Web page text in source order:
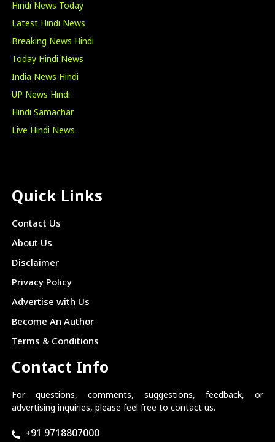
Hindi News Today
Latest Hindi News
Breaking News Hindi
Today Hindi News
India News Hindi
UP News Hindi
Hindi Samachar
Live Hindi News
Quick Links
Contact Us
About Us
Disclaimer
Privacy Policy
Advertise with Us
Become An Author
Terms & Conditions
Contact Info
For questions, comments, suggestions, feedback, or
advertising inquiries, please feel free to contact us.
+91 9718807000